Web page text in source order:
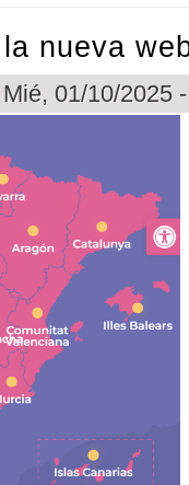
nueva
01/10/2025